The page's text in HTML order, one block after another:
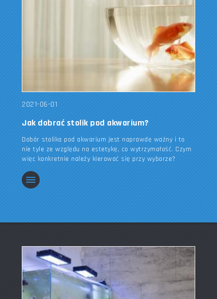
2021-06-01
Jak dobrać stolik pod akwarium?
Dobór stolika pod akwarium jest naprawdę ważny i to
nie tyle ze względu na estetykę, co wytrzymałość. Czym
więc konkretnie należy kierować się przy wyborze?